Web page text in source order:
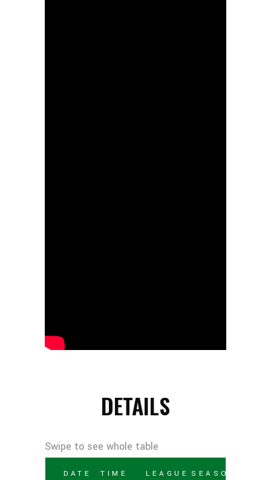
DETAILS
DATE TIME LEAGUE SEASON